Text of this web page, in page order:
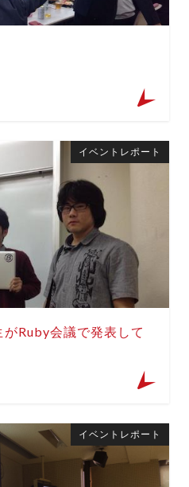
Ruby会議で発表して
イベントレポート
イベントレポート